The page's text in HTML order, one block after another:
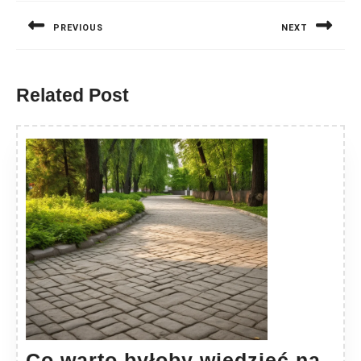
PREVIOUS NEXT
Related Post